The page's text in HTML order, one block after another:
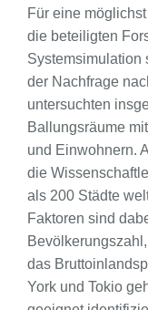
Für eine
die beteiligten
Systemsimulation
der Nachfrage
untersuchten
Ballungsräume
und Einwohnern.
die
als 200 Städte
Faktoren sind
das
York und Tokio